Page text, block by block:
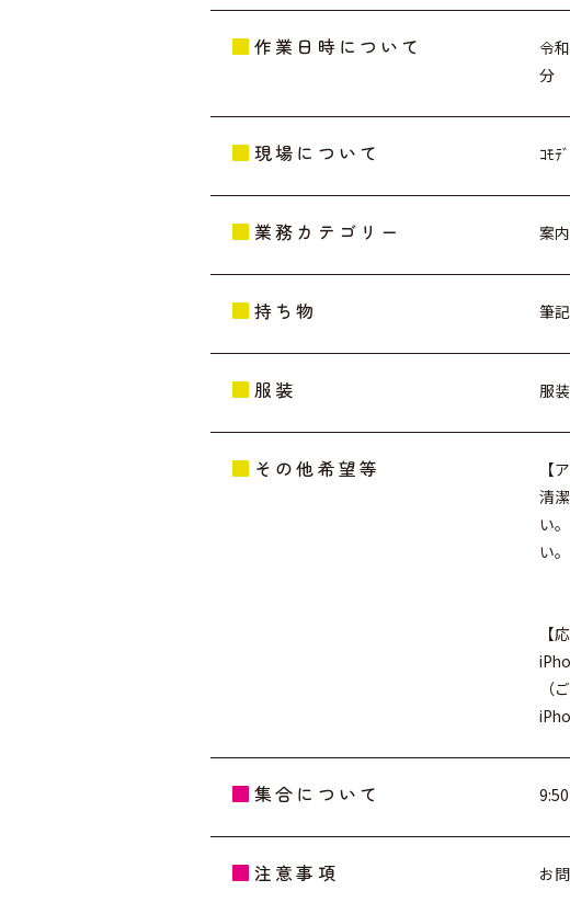
作業日時について
令
分
現場について ｺﾓﾃ
業務カテゴリー 案
持ち物 筆
服装 服
その他希望等
【
清
い
い
【
（
集合について 9:50
注意事項 お